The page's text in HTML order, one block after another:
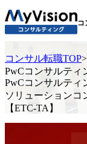
コ
コンサル転職TOP>
PwCコンサルティ
PwCコンサルティ
ソリューションコ
【ETC-TA】